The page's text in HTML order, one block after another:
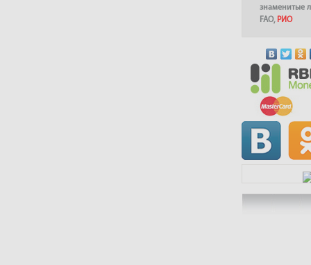
знаменитые
FAO, РИО